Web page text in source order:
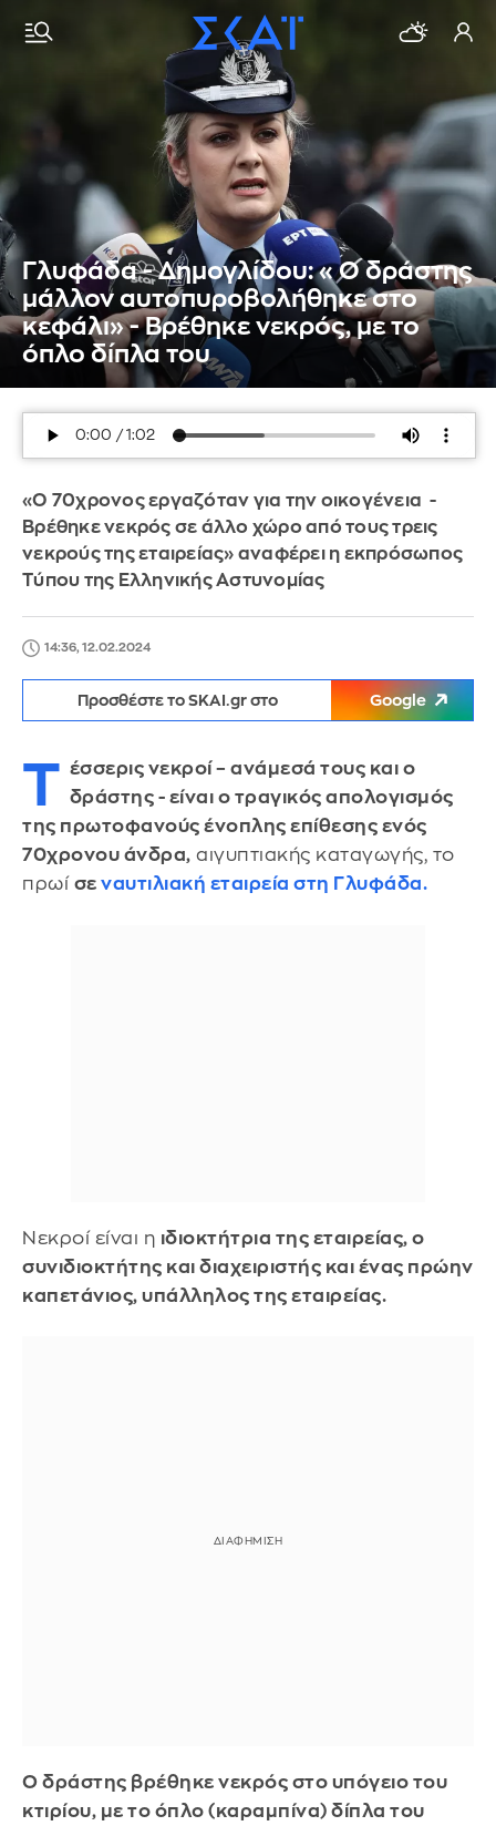
Γλυφάδα - Δημογλίδου: « Ο δράστης
μάλλον αυτοπυροβολήθηκε στο
κεφάλι» - Βρέθηκε νεκρός, με το
όπλο δίπλα του
«Ο 70χρονος εργαζόταν για την οικογένεια -
Βρέθηκε νεκρός σε άλλο χώρο από τους τρεις
νεκρούς της εταιρείας» αναφέρει η εκπρόσωπος
Τύπου της Ελληνικής Αστυνομίας
14:36, 12.02.2024
Προσθέστε το SKAI.gr στο Google
Τ έσσερις νεκροί – ανάμεσά τους και ο
δράστης - είναι ο τραγικός απολογισμός
της πρωτοφανούς ένοπλης επίθεσης ενός
70χρονου άνδρα, αιγυπτιακής καταγωγής, το
πρωί σε ναυτιλιακή εταιρεία στη Γλυφάδα.
Νεκροί είναι η ιδιοκτήτρια της εταιρείας, ο
συνιδιοκτήτης και διαχειριστής και ένας πρώην
καπετάνιος, υπάλληλος της εταιρείας.
Ο δράστης βρέθηκε νεκρός στο υπόγειο του
κτιρίου, με το όπλο (καραμπίνα) δίπλα του